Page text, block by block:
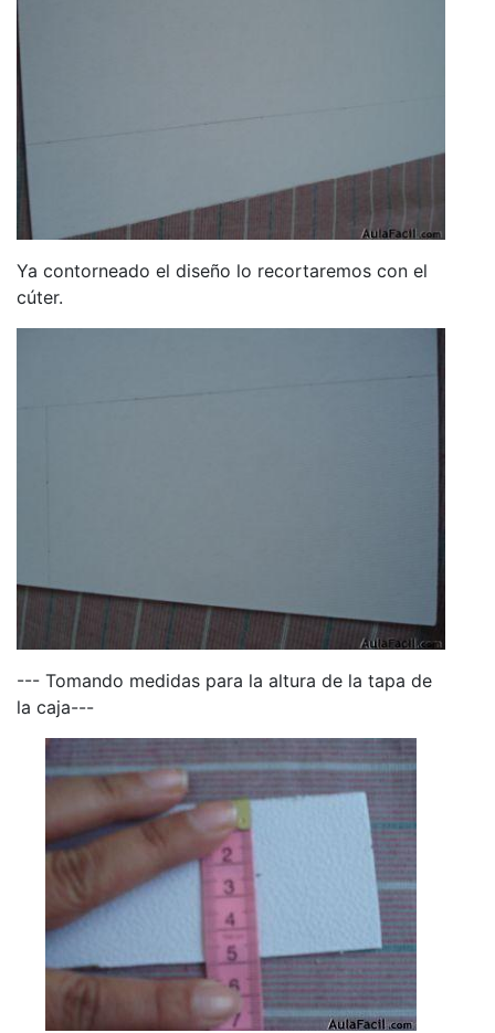
Ya contorneado el diseño lo recortaremos con el
cúter.
--- Tomando medidas para la altura de la tapa de
la caja---